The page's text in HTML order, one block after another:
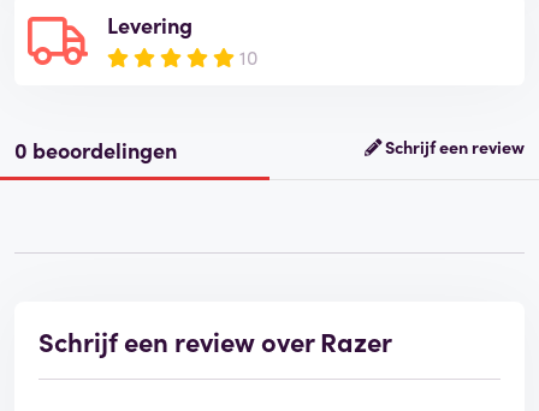
Levering
10
0 beoordelingen Schrijf een review
Schrijf een review over Razer